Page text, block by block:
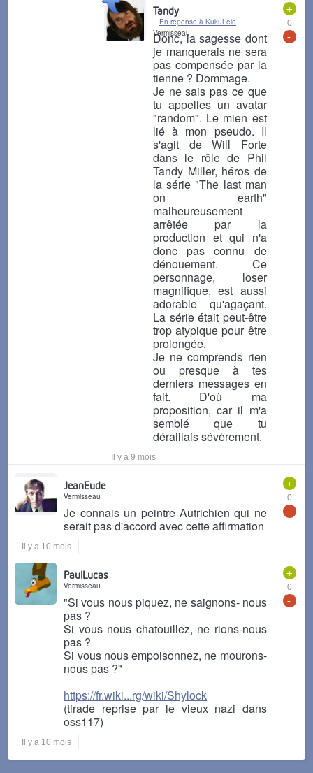
+
0
-
Tandy
En réponse à KukuLele
Vermisseau
Donc, la sagesse dont
je manquerais ne sera
pas compensée par la
tienne ? Dommage.
Je ne sais pas ce que
tu appelles un avatar
"random". Le mien est
lié à mon pseudo. Il
s'agit de Will Forte
dans le rôle de Phil
Tandy Miller, héros de
la série "The last man
on earth"
malheureusement
arrêtée par la
production et qui n'a
donc pas connu de
dénouement. Ce
personnage, loser
magnifique, est aussi
adorable qu'agaçant.
La série était peut-être
trop atypique pour être
prolongée.
Je ne comprends rien
ou presque à tes
derniers messages en
fait. D'où ma
proposition, car il m'a
semblé que tu
déraillais sévèrement.
Il y a 9 mois
+
0
-
JeanEude
Vermisseau
Je connais un peintre Autrichien qui ne
serait pas d'accord avec cette affirmation
Il y a 10 mois
+
0
-
PaulLucas
Vermisseau
"Si vous nous piquez, ne saignons- nous
pas ?
Si vous nous chatouillez, ne rions-nous
pas ?
Si vous nous empoisonnez, ne mourons-
nous pas ?"
https://fr.wiki...rg/wiki/Shylock
(tirade reprise par le vieux nazi dans
oss117)
Il y a 10 mois